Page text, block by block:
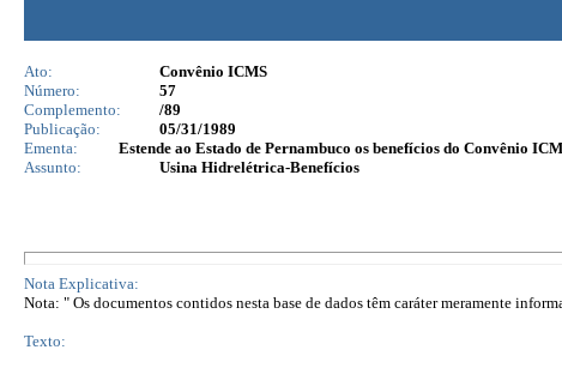
Ato:
Convênio ICMS
Número:
57
Complemento:
/89
Publicação:
05/31/1989
Ementa:
Estende ao Estado de Pernambuco os benefícios do Convênio
Assunto:
Usina Hidrelétrica-Benefícios
Nota Explicativa:
Nota: " Os documentos contidos nesta base de dados têm caráter meramente
Texto: